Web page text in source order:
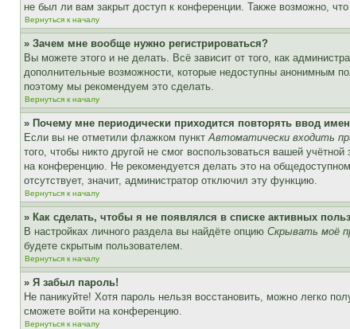
не был ли вам закрыт доступ к конференции. Также возможно,
Вернуться к началу
» Зачем мне вообще нужно регистрироваться?
Вы можете этого и не делать. Всё зависит от того, как
дополнительные возможности, которые недоступны анонимным
поэтому мы рекомендуем это сделать.
Вернуться к началу
» Почему мне периодически приходится повторять ввод
Если вы не отметили флажком пунктАвтоматически входить
того, чтобы никто другой не смог воспользоваться вашей
на конференцию. Не рекомендуется делать это на
отсутствует, значит, администратор отключил эту функцию.
Вернуться к началу
» Как сделать, чтобы я не появлялся в списке активных
В настройках личного раздела вы найдёте опцию Скрывать моё
будете скрытым пользователем.
Вернуться к началу
» Я забыл пароль!
Не паникуйте! Хотя пароль нельзя восстановить, можно легко
сможете войти на конференцию.
Вернуться к началу